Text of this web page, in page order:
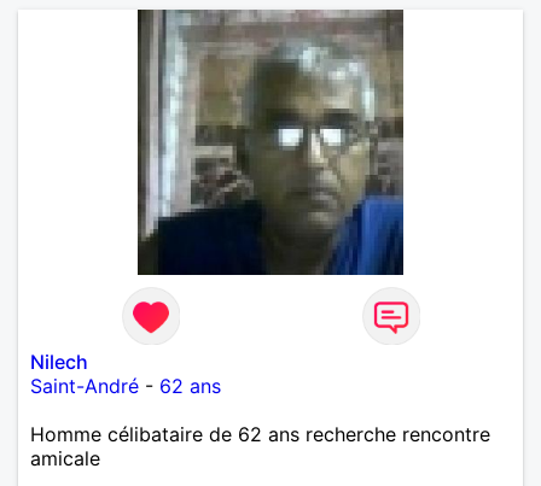
Nilech
Saint-André - 62 ans
Homme célibataire de 62 ans recherche rencontre
amicale